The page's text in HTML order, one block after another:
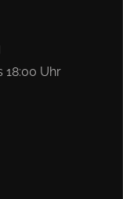
18:00 Uhr